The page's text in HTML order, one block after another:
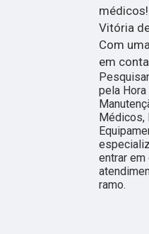
Vitória
Com
em
pela
Médicos,
entrar
ramo.